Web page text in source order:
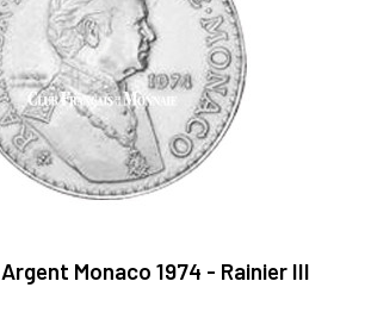
Monaco 1974 - Rainier III